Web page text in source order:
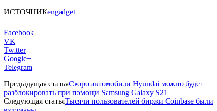
ИСТОЧНИКengadget
Facebook
VK
Twitter
Google+
Telegram
Предыдущая статьяСкоро автомобили Hyundai можно будет
разблокировать при помощи Samsung Galaxy S21
Следующая статьяТысячи пользователей биржи Coinbase были